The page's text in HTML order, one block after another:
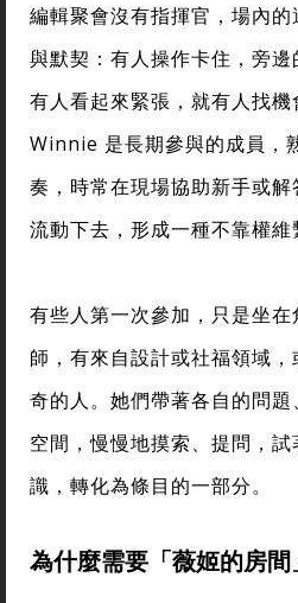
編輯聚會沒有指揮官，場內
與默契：有人操作卡住，旁邊
有人看起來緊張，就有人找
Winnie 是長期參與的成員，
奏，時常在現場協助新手或
流動下去，形成一種不靠權維
有些人第一次參加，只是坐
師，有來自設計或社福領域
奇的人。她們帶著各自的問
空間，慢慢地摸索、提問，
識，轉化為條目的一部分。
為什麼需要「薇姬的房間